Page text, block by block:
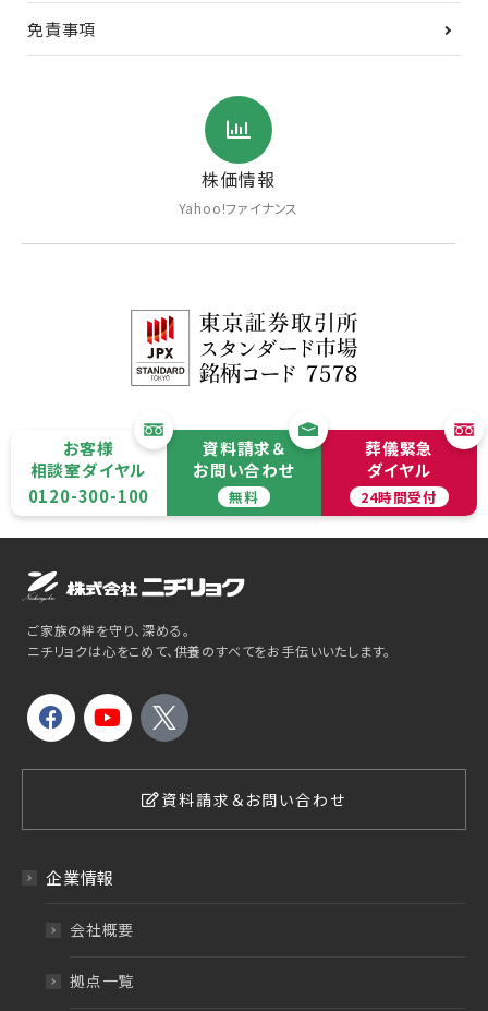
免責事項
株価情報
Yahoo!ファイナンス
お客様
相談室ダイヤル
0120-300-100
資料請求＆
お問い合わせ
無料
葬儀緊急
ダイヤル
24時間受付
ご家族の絆を守り、深める。
ニチリョクは心をこめて、供養のすべてをお手伝いいたします。
資料請求＆お問い合わせ
企業情報
会社概要
拠点一覧